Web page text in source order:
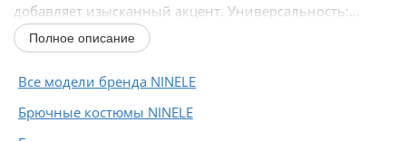
добавляет изысканный акцент. Универсальность:...
Полное описание
Все модели бренда NINELE
Брючные костюмы NINELE